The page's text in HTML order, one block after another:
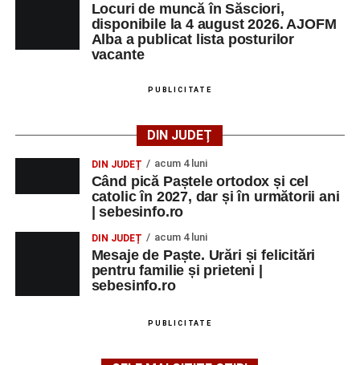
Locuri de muncă în Săsciori,
disponibile la 4 august 2026. AJOFM
Alba a publicat lista posturilor
vacante
PUBLICITATE
DIN JUDEȚ
DIN JUDEȚ acum 4 luni
Când pică Paștele ortodox și cel
catolic în 2027, dar și în următorii ani
| sebesinfo.ro
DIN JUDEȚ acum 4 luni
Mesaje de Paște. Urări și felicitări
pentru familie și prieteni |
sebesinfo.ro
PUBLICITATE